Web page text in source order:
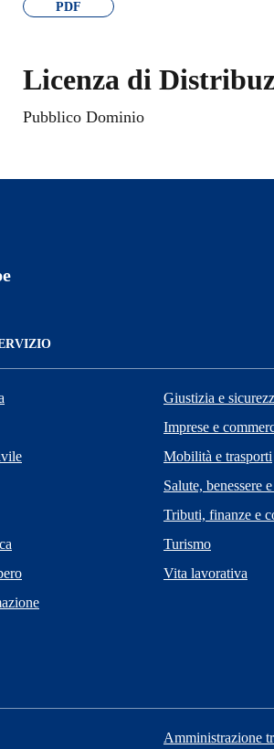
PDF
Licenza di
Pubblico Dominio
Giustizia e
Imprese e
Mobilità e trasporti
Salute, benessere
Tributi, finanze e
Turismo
Vita lavorativa
Amministrazione